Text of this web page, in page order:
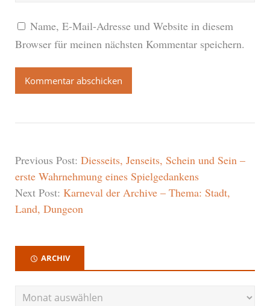
Name, E-Mail-Adresse und Website in diesem
Browser für meinen nächsten Kommentar speichern.
Previous Post: Diesseits, Jenseits, Schein und Sein –
erste Wahrnehmung eines Spielgedankens
Next Post: Karneval der Archive – Thema: Stadt,
Land, Dungeon
ARCHIV